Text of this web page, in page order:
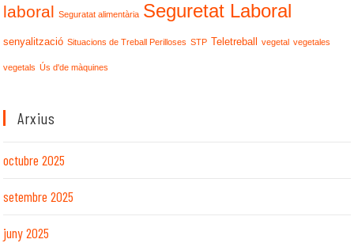
laboral Seguratat alimentària Seguretat Laboral
senyalització Situacions de Treball Perilloses STP Teletreball vegetal vegetales
vegetals Ús d'de màquines
Arxius
octubre 2025
setembre 2025
juny 2025